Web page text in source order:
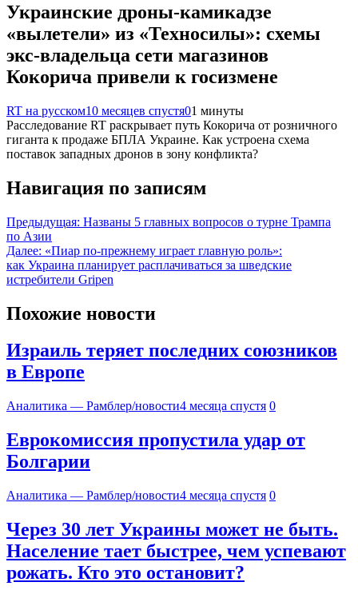
Украинские дроны-камикадзе
«вылетели» из «Техносилы»: схемы
экс-владельца сети магазинов
Кокорича привели к госизмене
RT на русском10 месяцев спустя01 минуты
Расследование RT раскрывает путь Кокорича от розничного
гиганта к продаже БПЛА Украине. Как устроена схема
поставок западных дронов в зону конфликта?
Навигация по записям
Предыдущая: Названы 5 главных вопросов о турне Трампа
по Азии
Далее: «Пиар по-прежнему играет главную роль»:
как Украина планирует расплачиваться за шведские
истребители Gripen
Похожие новости
Израиль теряет последних союзников
в Европе
Аналитика — Рамблер/новости4 месяца спустя 0
Еврокомиссия пропустила удар от
Болгарии
Аналитика — Рамблер/новости4 месяца спустя 0
Через 30 лет Украины может не быть.
Население тает быстрее, чем успевают
рожать. Кто это остановит?